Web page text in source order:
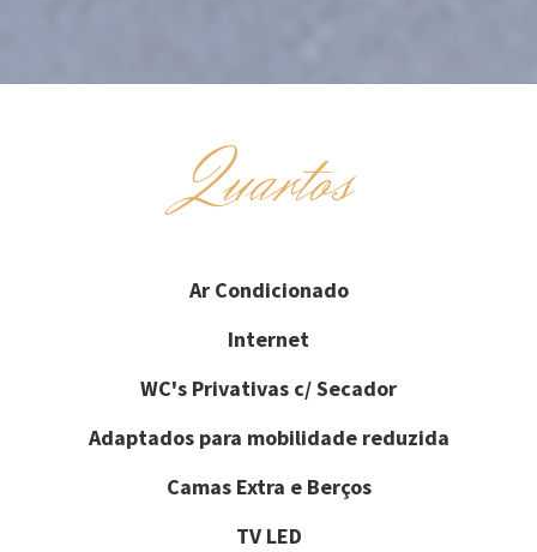
Quartos
Ar Condicionado
Internet
WC's Privativas c/ Secador
Adaptados para mobilidade reduzida
Camas Extra e Berços
TV LED